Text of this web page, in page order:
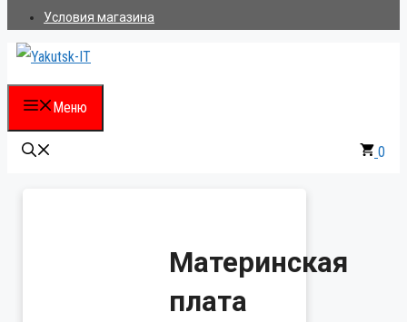
Условия магазина
Меню
0
Материнская
плата